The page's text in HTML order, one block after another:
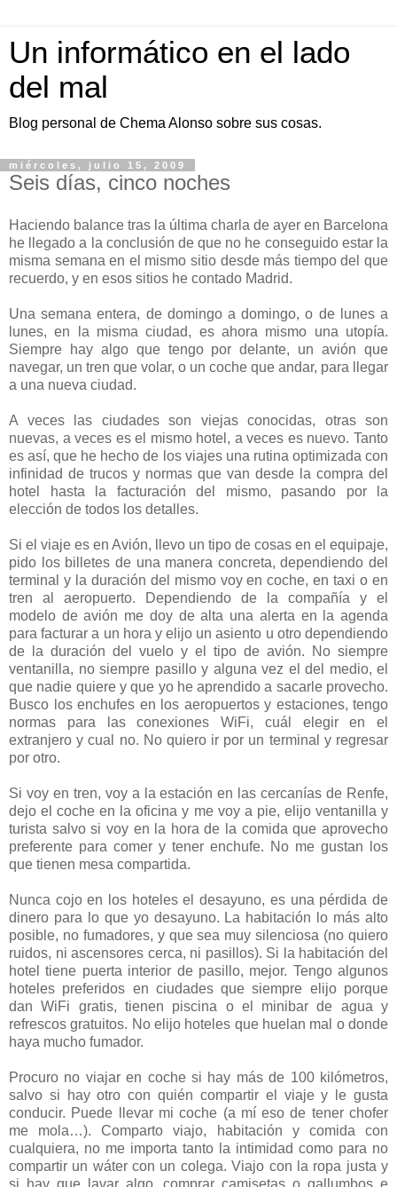
Un informático en el lado
del mal
Blog personal de Chema Alonso sobre sus cosas.
miércoles, julio 15, 2009
Seis días, cinco noches
Haciendo balance tras la última charla de ayer en Barcelona
he llegado a la conclusión de que no he conseguido estar la
misma semana en el mismo sitio desde más tiempo del que
recuerdo, y en esos sitios he contado Madrid.
Una semana entera, de domingo a domingo, o de lunes a
lunes, en la misma ciudad, es ahora mismo una utopía.
Siempre hay algo que tengo por delante, un avión que
navegar, un tren que volar, o un coche que andar, para llegar
a una nueva ciudad.
A veces las ciudades son viejas conocidas, otras son
nuevas, a veces es el mismo hotel, a veces es nuevo. Tanto
es así, que he hecho de los viajes una rutina optimizada con
infinidad de trucos y normas que van desde la compra del
hotel hasta la facturación del mismo, pasando por la
elección de todos los detalles.
Si el viaje es en Avión, llevo un tipo de cosas en el equipaje,
pido los billetes de una manera concreta, dependiendo del
terminal y la duración del mismo voy en coche, en taxi o en
tren al aeropuerto. Dependiendo de la compañía y el
modelo de avión me doy de alta una alerta en la agenda
para facturar a un hora y elijo un asiento u otro dependiendo
de la duración del vuelo y el tipo de avión. No siempre
ventanilla, no siempre pasillo y alguna vez el del medio, el
que nadie quiere y que yo he aprendido a sacarle provecho.
Busco los enchufes en los aeropuertos y estaciones, tengo
normas para las conexiones WiFi, cuál elegir en el
extranjero y cual no. No quiero ir por un terminal y regresar
por otro.
Si voy en tren, voy a la estación en las cercanías de Renfe,
dejo el coche en la oficina y me voy a pie, elijo ventanilla y
turista salvo si voy en la hora de la comida que aprovecho
preferente para comer y tener enchufe. No me gustan los
que tienen mesa compartida.
Nunca cojo en los hoteles el desayuno, es una pérdida de
dinero para lo que yo desayuno. La habitación lo más alto
posible, no fumadores, y que sea muy silenciosa (no quiero
ruidos, ni ascensores cerca, ni pasillos). Si la habitación del
hotel tiene puerta interior de pasillo, mejor. Tengo algunos
hoteles preferidos en ciudades que siempre elijo porque
dan WiFi gratis, tienen piscina o el minibar de agua y
refrescos gratuitos. No elijo hoteles que huelan mal o donde
haya mucho fumador.
Procuro no viajar en coche si hay más de 100 kilómetros,
salvo si hay otro con quién compartir el viaje y le gusta
conducir. Puede llevar mi coche (a mí eso de tener chofer
me mola…). Comparto viajo, habitación y comida con
cualquiera, no me importa tanto la intimidad como para no
compartir un wáter con un colega. Viajo con la ropa justa y
si hay que lavar algo, comprar camisetas o gallumbos e